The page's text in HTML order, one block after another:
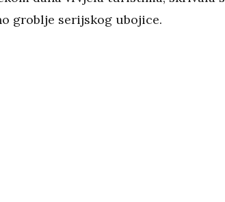
groblje serijskog ubojice.